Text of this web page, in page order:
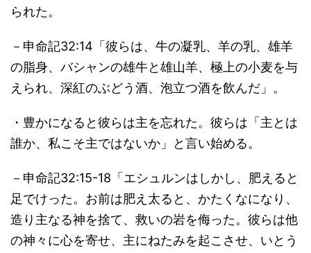
られた。
－申命記32:14「彼らは、牛の凝乳、羊の乳、雄羊
の脂身、バシャンの雄牛と雄山羊、極上の小麦を与
えられ、深紅のぶどう酒、泡立つ酒を飲んだ」。
・豊かになると彼らは主を忘れた。彼らは「主とは
誰か、私こそ主ではないか」と言い始める。
－申命記32:15-18「エシュルンはしかし、肥えると
足でけった。お前は肥え太ると、かたくなになり、
造り主なる神を捨て、救いの岩を侮った。彼らは他
の神々に心を寄せ、主にねたみを起こさせ、いとう